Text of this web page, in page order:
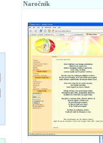
Naročnik